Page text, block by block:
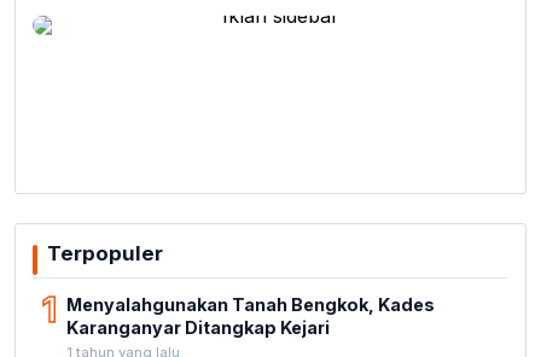
Terpopuler
1 Menyalahgunakan Tanah Bengkok, Kades
Karanganyar Ditangkap Kejari
1 tahun yang lalu